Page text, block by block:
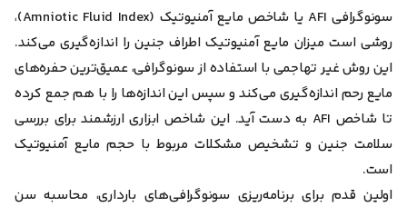
سونوگرافی AFI یا شاخص مایع آمنیوتیک (Amniotic Fluid Index)،
روشی است میزان مایع آمنیوتیک اطراف جنین را اندازه‌گیری می‌کند.
این روش غیر تهاجمی با استفاده از سونوگرافی، عمیق‌ترین حفره‌های
مایع رحم اندازه‌گیری می‌کند و سپس این اندازه‌ها را با هم جمع کرده
تا شاخص AFI به دست آید.
این شاخص ابزاری ارزشمند برای بررسی
سلامت جنین و تشخیص مشکلات مربوط با حجم مایع آمنیوتیک
است.
اولین قدم برای برنامه‌ریزی سونوگرافی‌های بارداری، محاسبه سن